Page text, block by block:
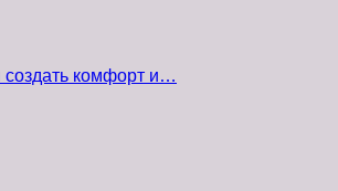
создать комфорт и…